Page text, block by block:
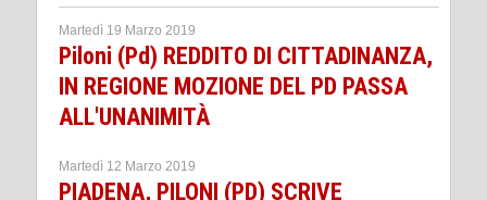
Martedì 19 Marzo 2019
Piloni (Pd) REDDITO DI CITTADINANZA,
IN REGIONE MOZIONE DEL PD PASSA
ALL'UNANIMITÀ
Martedì 12 Marzo 2019
PIADENA, PILONI (PD) SCRIVE